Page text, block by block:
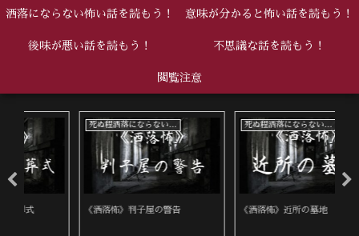
洒落にならない怖い話を読もう！ 意味が分かると怖い話を読もう！
後味が悪い話を読もう！ 不思議な話を読もう！
閲覧注意
死ぬ程洒落にならない怖い話
《洒落怖》判子屋の警告
死ぬ程洒落にならない怖い話
《洒落怖》近所の墓地